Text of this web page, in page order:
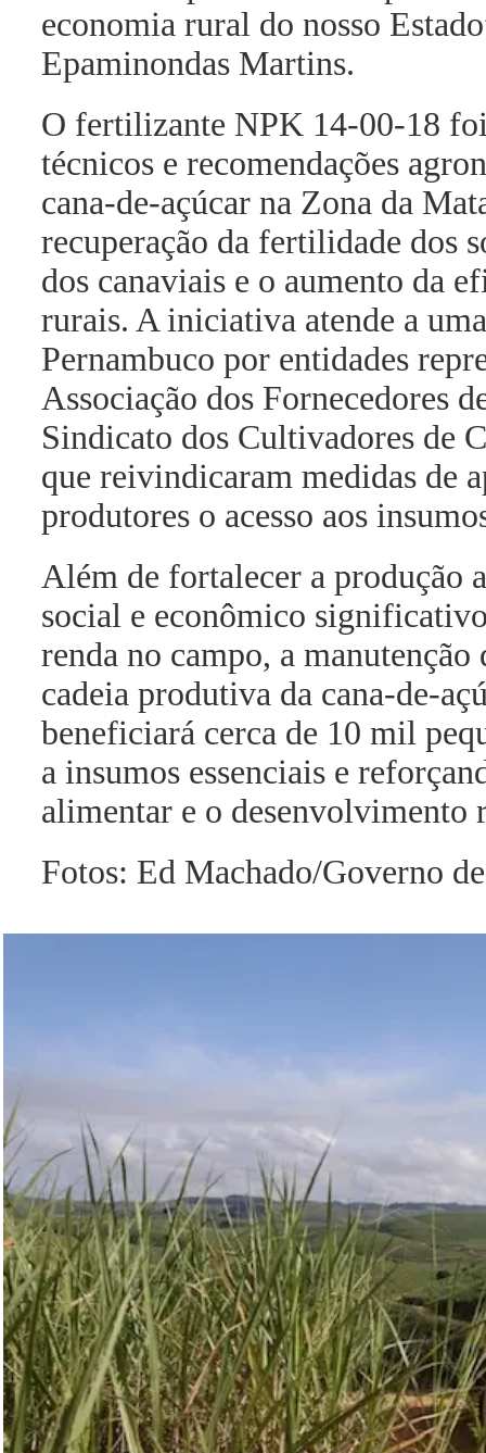
economia rural do nosso
Epaminondas Martins.
O fertilizante NPK 14-00-18
técnicos e recomendações
cana-de-açúcar na Zona da
recuperação da fertilidade dos
dos canaviais e o aumento da
rurais. A iniciativa atende a
Pernambuco por entidades
Associação dos Fornecedores
Sindicato dos Cultivadores de
que reivindicaram medidas de
produtores o acesso aos
Além de fortalecer a produção
social e econômico
renda no campo, a
cadeia produtiva da cana-de-
beneficiará cerca de 10 mil
a insumos essenciais e
alimentar e o desenvolvimento
Fotos: Ed Machado/Governo